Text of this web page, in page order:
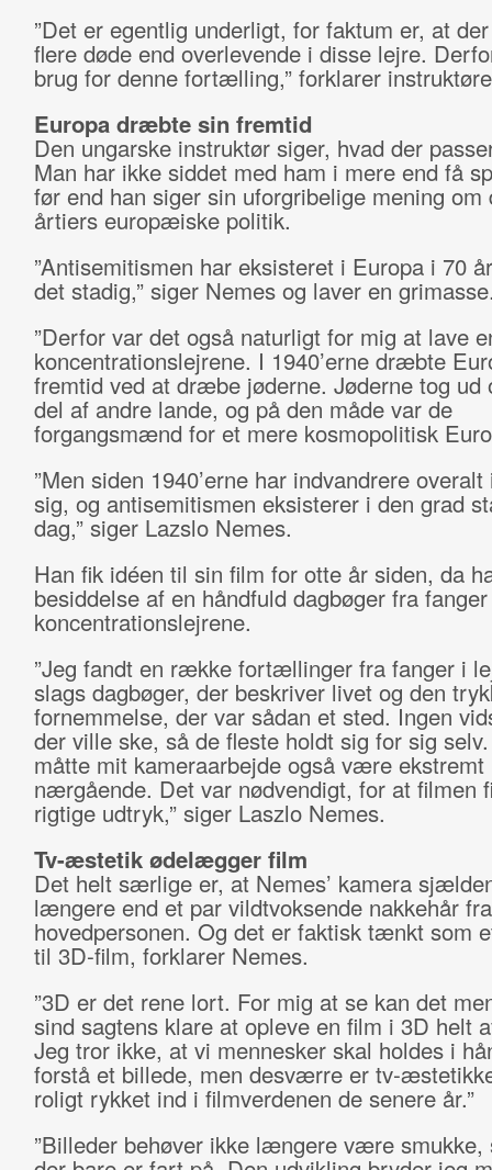
”Det er egentlig underligt, for faktum er, at
flere døde end overlevende i disse lejre.
brug for denne fortælling,” forklarer
Europa dræbte sin fremtid
Den ungarske instruktør siger, hvad der
Man har ikke siddet med ham i mere end få
før end han siger sin uforgribelige mening om
årtiers europæiske politik.
”Antisemitismen har eksisteret i Europa i 70
det stadig,” siger Nemes og laver en
”Derfor var det også naturligt for mig at lave
koncentrationslejrene. I 1940’erne dræbte
fremtid ved at dræbe jøderne. Jøderne tog ud
del af andre lande, og på den måde var de
forgangsmænd for et mere kosmopolitisk
”Men siden 1940’erne har indvandrere
sig, og antisemitismen eksisterer i den grad
dag,” siger Lazslo Nemes.
Han fik idéen til sin film for otte år siden, da
besiddelse af en håndfuld dagbøger fra
koncentrationslejrene.
”Jeg fandt en række fortællinger fra fanger i
slags dagbøger, der beskriver livet og den
fornemmelse, der var sådan et sted. Ingen
der ville ske, så de fleste holdt sig for sig
måtte mit kameraarbejde også være ekstremt
nærgående. Det var nødvendigt, for at filmen
rigtige udtryk,” siger Laszlo Nemes.
Tv-æstetik ødelægger film
Det helt særlige er, at Nemes’ kamera
længere end et par vildtvoksende nakkehår fra
hovedpersonen. Og det er faktisk tænkt som
til 3D-film, forklarer Nemes.
”3D er det rene lort. For mig at se kan det
sind sagtens klare at opleve en film i 3D helt
Jeg tror ikke, at vi mennesker skal holdes i
forstå et billede, men desværre er tv-
roligt rykket ind i filmverdenen de senere år.”
”Billeder behøver ikke længere være